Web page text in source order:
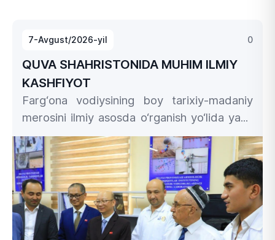
7-Avgust/2026-yil 0
QUVA SHAHRISTONIDA MUHIM ILMIY
KASHFIYOT
Farg‘ona vodiysining boy tarixiy-madaniy
merosini ilmiy asosda o‘rganish yo‘lida yana
bir muhim natijaga erishildi.Farg‘ona davlat
universiteti hamda Xitoy Xalq
Respublikasining Loyang shahar arxeologik
tadqiqotlar instituti olimlari tomonidan Quva
qadimiy shaharchasidagi Qubbo
shahristonida olib borilayotgan qo‘shma